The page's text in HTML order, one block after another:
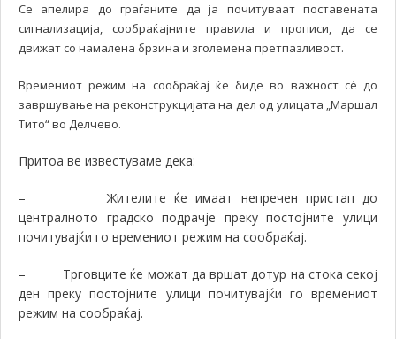
Се апелира до граѓаните да ја почитуваат поставената
сигнализација, сообраќајните правила и прописи, да се
движат со намалена брзина и зголемена претпазливост.
Времениот режим на сообраќај ќе биде во важност сѐ до
завршување на реконструкцијата на дел од улицата „Маршал
Тито“ во Делчево.
Притоа ве известуваме дека:
–Жителите ќе имаат непречен пристап до
централното градско подрачје преку постојните улици
почитувајќи го времениот режим на сообраќај.
– Трговците ќе можат да вршат дотур на стока секој
ден преку постојните улици почитувајќи го времениот
режим на сообраќај.